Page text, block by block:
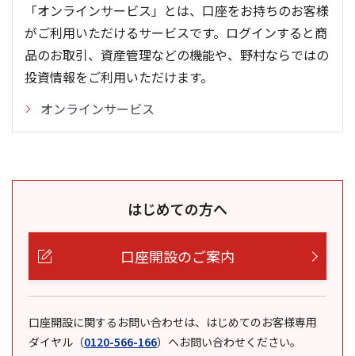
「オンラインサービス」とは、口座をお持ちのお客様
がご利用いただけるサービスです。ログインすると商
品のお取引、資産管理などの機能や、野村ならではの
投資情報をご利用いただけます。
オンラインサービス
はじめての方へ
口座開設のご案内
口座開設に関するお問い合わせは、はじめてのお客様専用
ダイヤル （0120-566-166） へお問い合わせください。